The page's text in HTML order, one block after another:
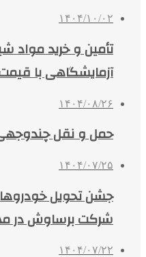
۱۴۰۴/۱۰/۰۲
تأمین و خرید مواد
آزمایشگاهی با
۱۴۰۴/۰۸/۲۶
حمل و نقل
۱۴۰۴/۰۷/۲۵
جشن تحویل
شرکت برساوش در
۱۴۰۴/۰۷/۲۲